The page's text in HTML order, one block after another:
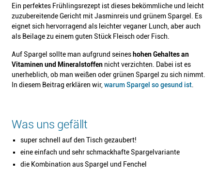
Ein perfektes Frühlingsrezept ist dieses bekömmliche und leicht
zuzubereitende Gericht mit Jasminreis und grünem Spargel. Es
eignet sich hervorragend als leichter veganer Lunch, aber auch
als Beilage zu einem guten Stück Fleisch oder Fisch.
Auf Spargel sollte man aufgrund seines hohen Gehaltes an
Vitaminen und Mineralstoffen nicht verzichten. Dabei ist es
unerheblich, ob man weißen oder grünen Spargel zu sich nimmt.
In diesem Beitrag erklären wir, warum Spargel so gesund ist.
Was uns gefällt
super schnell auf den Tisch gezaubert!
eine einfach und sehr schmackhafte Spargelvariante
die Kombination aus Spargel und Fenchel